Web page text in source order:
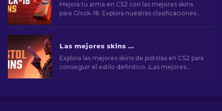
Mejora tu arma en CS2 con las mejores skins
para Glock-18. Explora nuestras clasificaciones
Las mejores skins de pistolas en CS2 [2026]
Explora las mejores skins de pistolas en CS2 para
conseguir el estilo definitivo. ¡Las mejores